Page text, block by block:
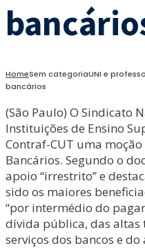
HomeSem categoriaUNI e
bancários
(São Paulo) O Sindicato
Instituições de Ensino
Contraf-CUT uma
Bancários. Segundo o
apoio “irrestrito” e
sido os maiores
“por intermédio do
dívida pública, das altas
serviços dos bancos e